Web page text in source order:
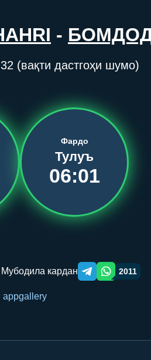
-
(вақти дастгоҳи шумо)
Фардо
Тулуъ
06:01
Мубодила кардан Telegram orqali
WhatsApp
2011